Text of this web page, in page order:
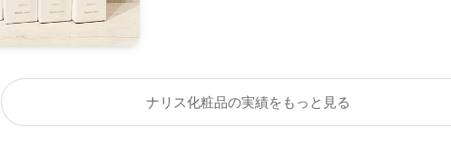
ナリス化粧品の実績をもっと見る